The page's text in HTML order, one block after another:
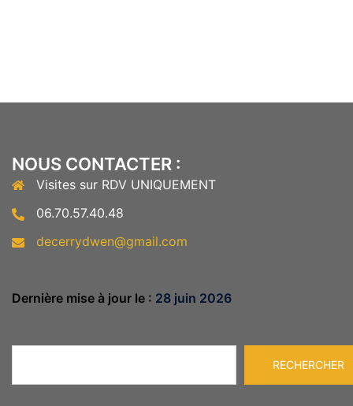
NOUS CONTACTER :
Visites sur RDV UNIQUEMENT
06.70.57.40.48
decerrydwen@gmail.com
Dernière mise à jour le : 28 juin 2026
RECHERCHER